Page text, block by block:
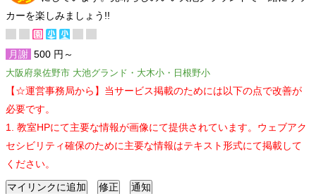
カーを楽しみましょう!!
月謝 500 円～
大阪府泉佐野市 大池グランド・大木小・日根野小
【☆運営事務局から】当サービス掲載のためには以下の点で改善が
必要です。
1. 教室HPにて主要な情報が画像にて提供されています。ウェブアク
セシビリティ確保のために主要な情報はテキスト形式にて掲載して
ください。